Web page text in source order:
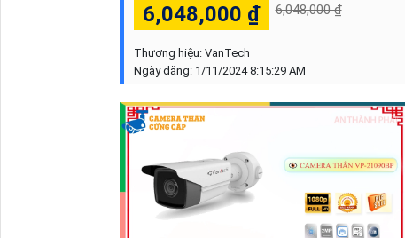
6,048,000 ₫ 6,048,000 ₫
Thương hiệu: VanTech
Ngày đăng: 1/11/2024 8:15:29 AM